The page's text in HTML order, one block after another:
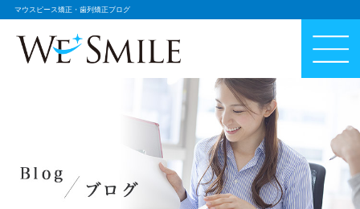
マウスピース矯正・歯列矯正ブログ